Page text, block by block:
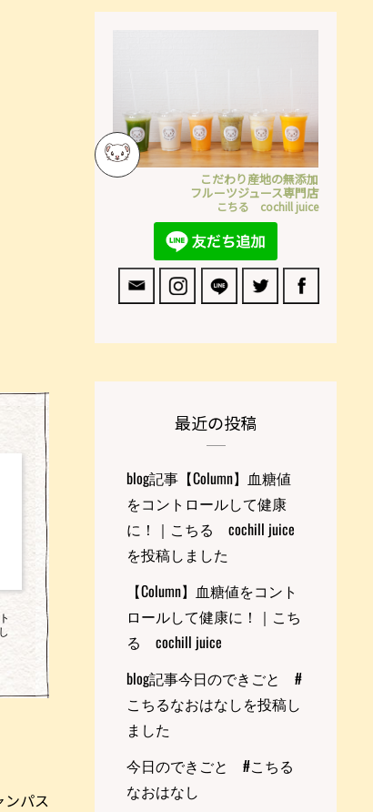
ンパス
こだわり産地の無添加
フルーツジュース専門店
こちる cochill juice
最近の投稿
blog記事【Column】血糖値
をコントロールして健康
に！｜こちる cochill juice
を投稿しました
【Column】血糖値をコント
ロールして健康に！｜こち
る cochill juice
blog記事今日のできごと #
こちるなおはなしを投稿し
ました
今日のできごと #こちる
なおはなし